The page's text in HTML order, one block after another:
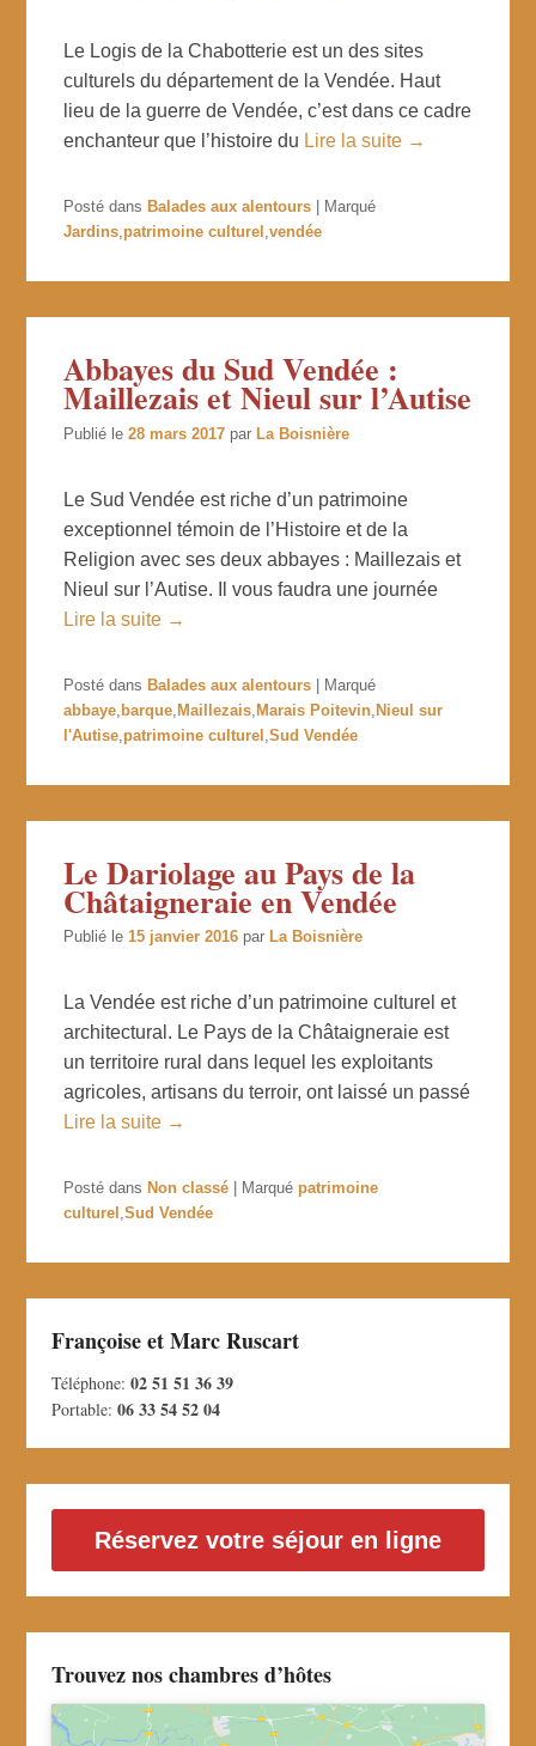
Le Logis de la Chabotterie est un des sites
culturels du département de la Vendée. Haut
lieu de la guerre de Vendée, c’est dans ce cadre
enchanteur que l’histoire du Lire la suite →
Posté dans Balades aux alentours
Marqué
Jardins patrimoine culturel ,vendée
Abbayes du Sud Vendée :
Maillezais et Nieul sur l’Autise
Publié le28 mars 2017 parLa Boisnière
Le Sud Vendée est riche d’un patrimoine
exceptionnel témoin de l’Histoire et de la
Religion avec ses deux abbayes : Maillezais et
Nieul sur l’Autise. Il vous faudra une journée
Lire la suite →
Posté dans Balades aux alentours | Marqué
abbaye barque ,Maillezais ,Marais Poitevin ,Nieul sur
l'Autise patrimoine culturel ,Sud Vendée
Le Dariolage au Pays de la
Châtaigneraie en Vendée
Publié le15 janvier 2016 par La Boisnière
La Vendée est riche d’un patrimoine culturel et
architectural. Le Pays de la Châtaigneraie est
un territoire rural dans lequel les exploitants
agricoles, artisans du terroir, ont laissé un passé
Lire la suite →
Posté dans Non classé Marqué patrimoine
culturel ,Sud Vendée
Françoise et Marc Ruscart
Téléphone:02 51 51 36 39
Portable:06 33 54 52 04
Réservez votre séjour en ligne
Trouvez nos chambres d’hôtes